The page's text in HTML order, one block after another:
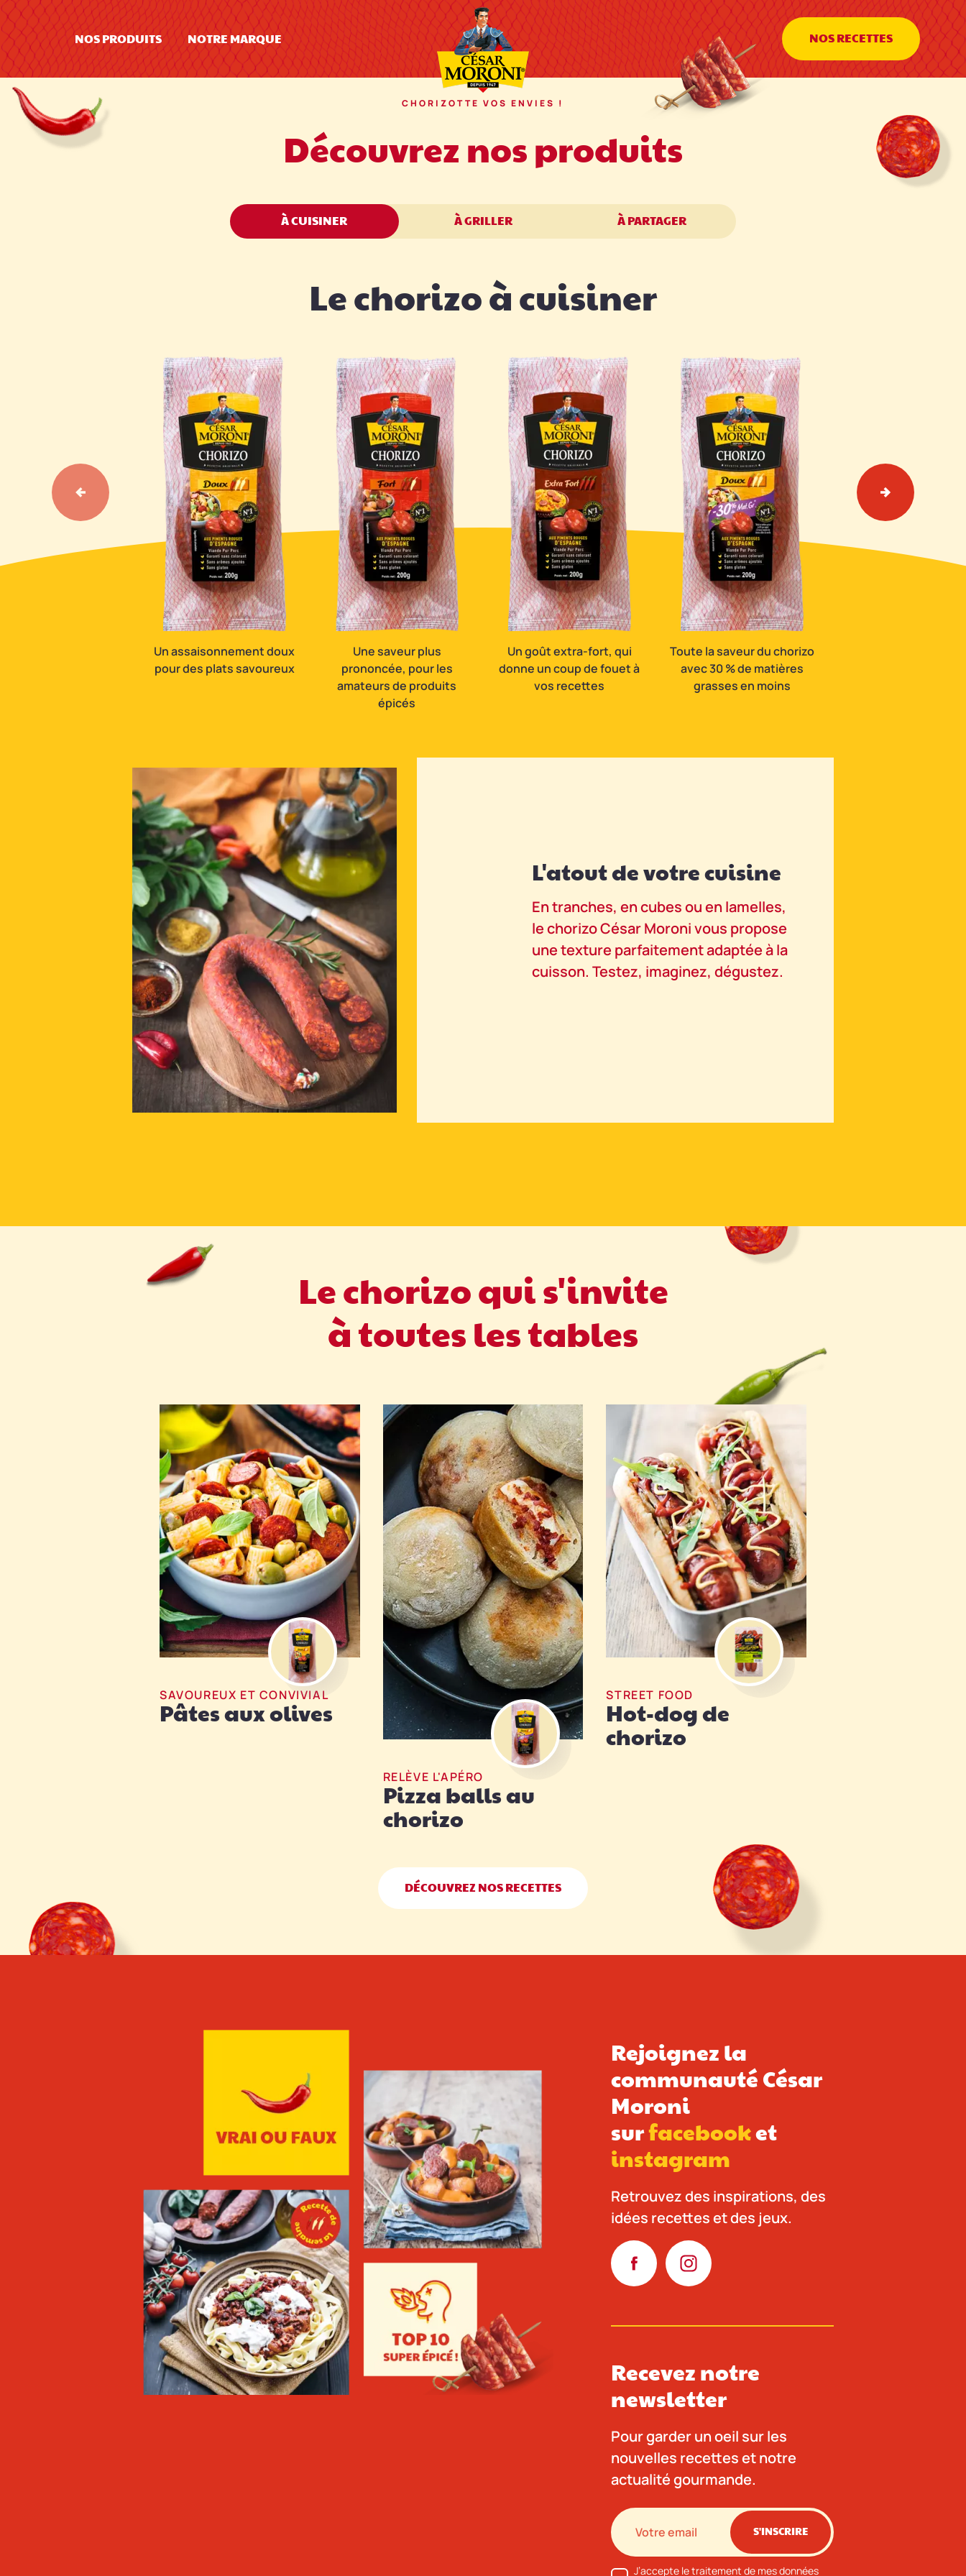
NOS PRODUITS NOTRE MARQUE NOS RECETTES
Cesar Moroni
CHORIZOTTE VOS ENVIES !
Découvrez nos produits
À CUISINER À GRILLER À PARTAGER
Le chorizo à cuisiner
Un assaisonnement doux
pour des plats savoureux
Une saveur plus
prononcée, pour les
amateurs de produits
épicés
Un goût extra-fort, qui
donne un coup de fouet à
vos recettes
Toute la saveur du chorizo
avec 30 % de matières
grasses en moins
L'atout de votre cuisine
En tranches, en cubes ou en lamelles,
le chorizo César Moroni vous propose
une texture parfaitement adaptée à la
cuisson. Testez, imaginez, dégustez.
dégustent en toute
Le chorizo qui s'invite
à toutes les tables
Jouer sur l'intensité du chorizo
César Moroni pour varier cette
SAVOUREUX ET CONVIVIAL
Pâtes aux olives
Remplacer le comté par de la
mozzarella pour diversifier
votre apéritif.
RELÈVE L'APÉRO
Pizza balls au
chorizo
Utiliser de la moutarde à
l'ancienne pour ajouter de la
texture.
STREET FOOD
Hot-dog de
chorizo
DÉCOUVREZ NOS RECETTES
Rejoignez la
communauté César
Moroni
surfacebooket
instagram
Retrouvez des inspirations, des
idées recettes et des jeux.
Recevez notre
newsletter
Pour garder un oeil sur les
nouvelles recettes et notre
actualité gourmande.
S'INSCRIRE
J’accepte le traitement de mes données